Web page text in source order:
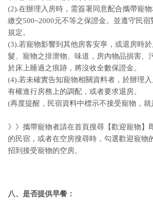
(2).在辦理入房時，需簽署同意配合攜帶寵
繳交500~2000元不等之保證金。並遵守民宿
規定。
(3).若寵物影響到其他房客安寧，或退房時
髮、寵物之排泄物、味道，房內物品損害、
於床上睡過之痕跡，將沒收全數保證金。
(4).若未確實告知寵物相關資料者，於辦理
有權進行房務上的調配，或者要求退房。
(再度提醒，民宿資料中標示不接受寵物，
》》攜帶寵物者請在首頁搜尋【歡迎寵物】
的民宿，或者在空房搜尋時，勾選歡迎寵物
招到接受寵物的空房。
八、是否提供早餐：